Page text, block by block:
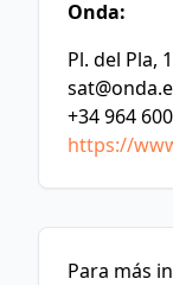
Onda:
Pl. del Pla,
+34 964
https://
Para más